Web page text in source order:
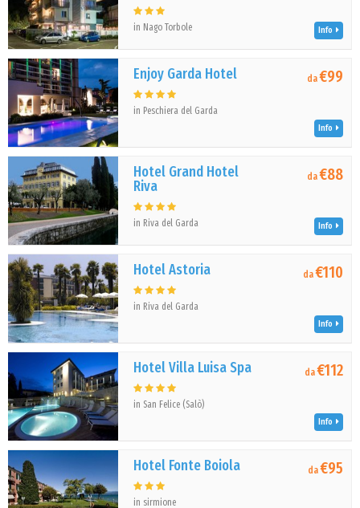
in Nago Torbole Info
Enjoy Garda Hotel
in Peschiera del Garda
da€99
Info
Hotel Grand Hotel
Riva
in Riva del Garda
da€88
Info
Hotel Astoria
in Riva del Garda
da€110
Info
Hotel Villa Luisa Spa
in San Felice (Salò)
da€112
Info
Hotel Fonte Boiola
in sirmione
da€95